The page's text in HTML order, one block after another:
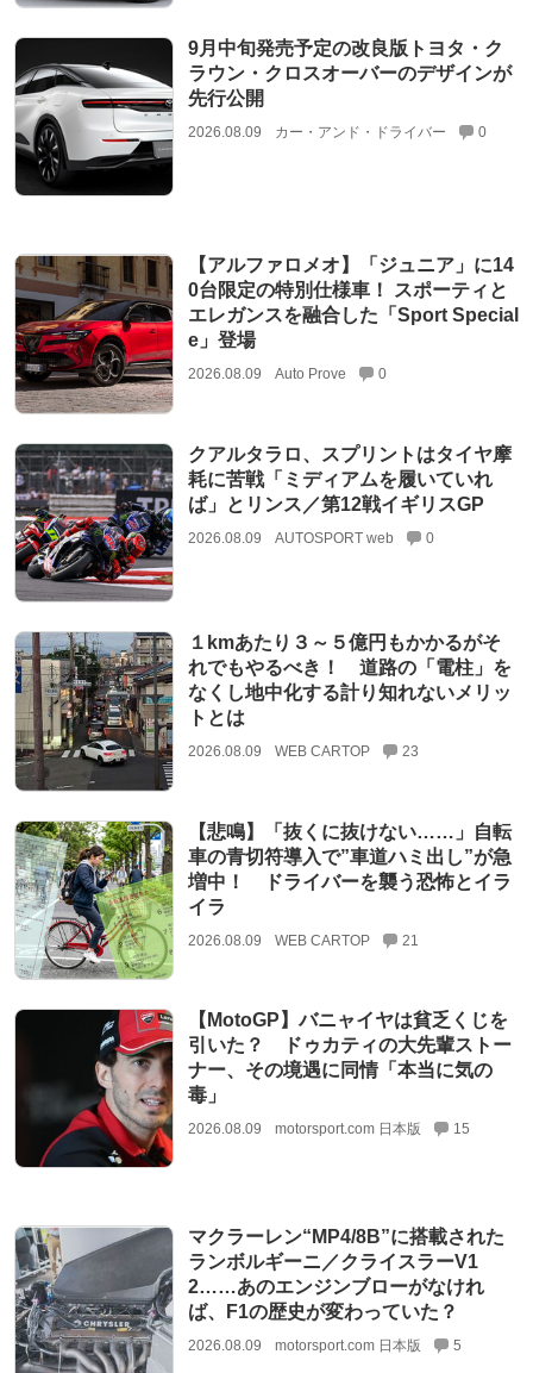
9月中旬発売予定の改良版トヨタ・ク
ラウン・クロスオーバーのデザインが
先行公開
2026.08.09 カー・アンド・ドライバー 0
【アルファロメオ】「ジュニア」に14
0台限定の特別仕様車！ スポーティと
エレガンスを融合した「Sport Special
e」登場
2026.08.09 Auto Prove 0
クアルタラロ、スプリントはタイヤ摩
耗に苦戦「ミディアムを履いていれ
ば」とリンス／第12戦イギリスGP
2026.08.09 AUTOSPORT web 0
１kmあたり３～５億円もかかるがそ
れでもやるべき！ 道路の「電柱」を
なくし地中化する計り知れないメリッ
トとは
2026.08.09 WEB CARTOP 23
【悲鳴】「抜くに抜けない……」自転
車の青切符導入で”車道ハミ出し”が急
増中！ ドライバーを襲う恐怖とイラ
イラ
2026.08.09 WEB CARTOP 21
【MotoGP】バニャイヤは貧乏くじを
引いた？ ドゥカティの大先輩ストー
ナー、その境遇に同情「本当に気の
毒」
2026.08.09 motorsport.com 日本版 15
マクラーレン“MP4/8B”に搭載された
ランボルギーニ／クライスラーV1
2……あのエンジンブローがなけれ
ば、F1の歴史が変わっていた？
2026.08.09 motorsport.com 日本版 5